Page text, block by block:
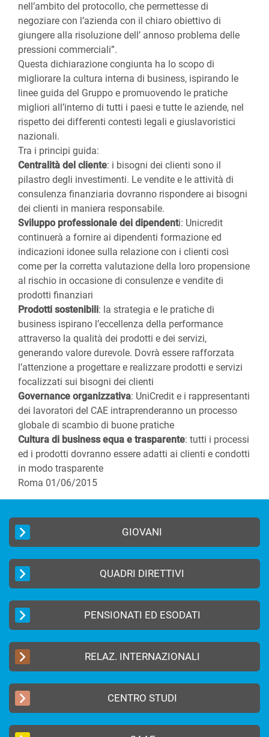
nell’ambito del protocollo, che permettesse di
negoziare con l’azienda con il chiaro obiettivo di
giungere alla risoluzione dell’ annoso problema delle
pressioni commerciali”.
Questa dichiarazione congiunta ha lo scopo di
migliorare la cultura interna di business, ispirando le
linee guida del Gruppo e promuovendo le pratiche
migliori all’interno di tutti i paesi e tutte le aziende, nel
rispetto dei differenti contesti legali e giuslavoristici
nazionali.
Tra i principi guida:
Centralità del cliente: i bisogni dei clienti sono il
pilastro degli investimenti. Le vendite e le attività di
consulenza finanziaria dovranno rispondere ai bisogni
dei clienti in maniera responsabile.
Sviluppo professionale dei dipendenti: Unicredit
continuerà a fornire ai dipendenti formazione ed
indicazioni idonee sulla relazione con i clienti così
come per la corretta valutazione della loro propensione
al rischio in occasione di consulenze e vendite di
prodotti finanziari
Prodotti sostenibili: la strategia e le pratiche di
business ispirano l’eccellenza della performance
attraverso la qualità dei prodotti e dei servizi,
generando valore durevole. Dovrà essere rafforzata
l’attenzione a progettare e realizzare prodotti e servizi
focalizzati sui bisogni dei clienti
Governance organizzativa: UniCredit e i rappresentanti
dei lavoratori del CAE intraprenderanno un processo
globale di scambio di buone pratiche
Cultura di business equa e trasparente: tutti i processi
ed i prodotti dovranno essere adatti ai clienti e condotti
in modo trasparente
Roma 01/06/2015
GIOVANI
QUADRI DIRETTIVI
PENSIONATI ED ESODATI
RELAZ. INTERNAZIONALI
CENTRO STUDI